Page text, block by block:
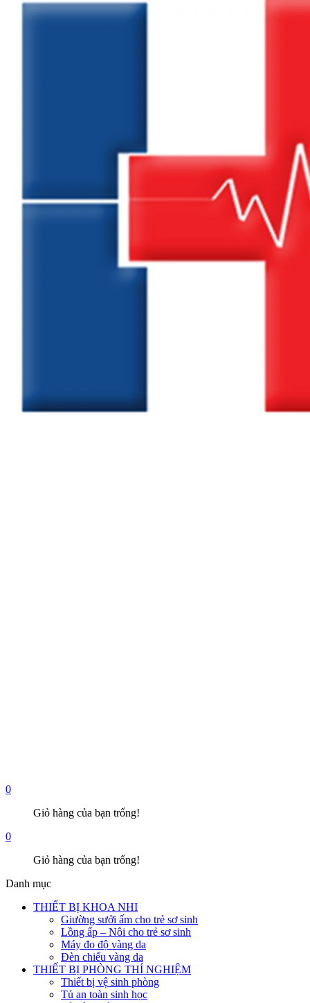
0
Giỏ hàng của bạn trống!
0
Giỏ hàng của bạn trống!
Danh mục
THIẾT BỊ KHOA NHI
Giường sưởi ấm cho trẻ sơ sinh
Lồng ấp – Nôi cho trẻ sơ sinh
Máy đo độ vàng da
Đèn chiếu vàng da
THIẾT BỊ PHÒNG THÍ NGHIỆM
Thiết bị vệ sinh phòng
Tủ an toàn sinh học